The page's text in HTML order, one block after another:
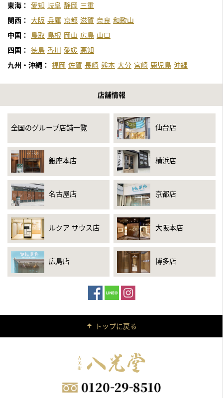
東海：
愛知 岐阜 静岡 三重
関西： 大阪 兵庫 京都 滋賀 奈良 和歌山
中国：
鳥取 島根 岡山 広島 山口
四国： 徳島 香川 愛媛 高知
九州・沖縄： 福岡 佐賀 長崎 熊本 大分 宮崎 鹿児島 沖縄
店舗情報
全国のグループ店舗一覧 仙台店
銀座本店 横浜店
名古屋店 京都店
ルクア サウス店 大阪本店
広島店 博多店
トップに戻る